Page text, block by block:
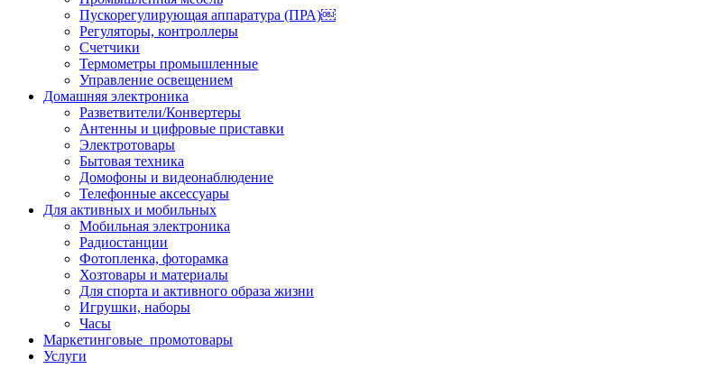
Пускорегулирующая аппаратура (ПРА)￼
Регуляторы, контроллеры
Счетчики
Термометры промышленные
Управление освещением
Домашняя электроника
Разветвители/Конвертеры
Антенны и цифровые приставки
Электротовары
Бытовая техника
Домофоны и видеонаблюдение
Телефонные аксессуары
Для активных и мобильных
Мобильная электроника
Радиостанции
Фотопленка, фоторамка
Хозтовары и материалы
Для спорта и активного образа жизни
Игрушки, наборы
Часы
Маркетинговые_промотовары
Услуги